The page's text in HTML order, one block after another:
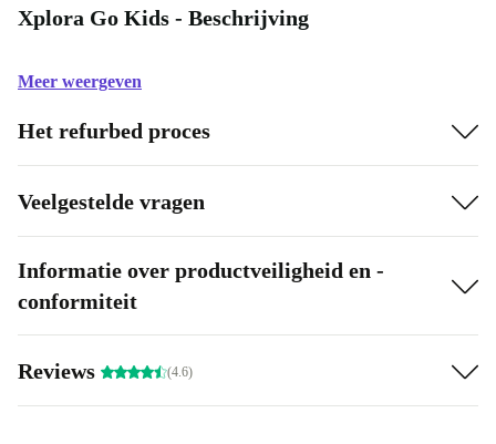
Xplora Go Kids - Beschrijving
Meer weergeven
Het refurbed proces
Veelgestelde vragen
Informatie over productveiligheid en -
conformiteit
Reviews (4.6)